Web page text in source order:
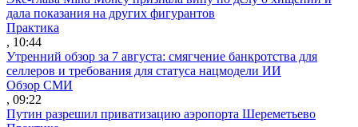
дала показания на других фигурантов
Практика
, 10:44
Утренний обзор за 7 августа: смягчение банкротства для
селлеров и требования для статуса нацмодели ИИ
Обзор СМИ
, 09:22
Путин разрешил приватизацию аэропорта Шереметьево